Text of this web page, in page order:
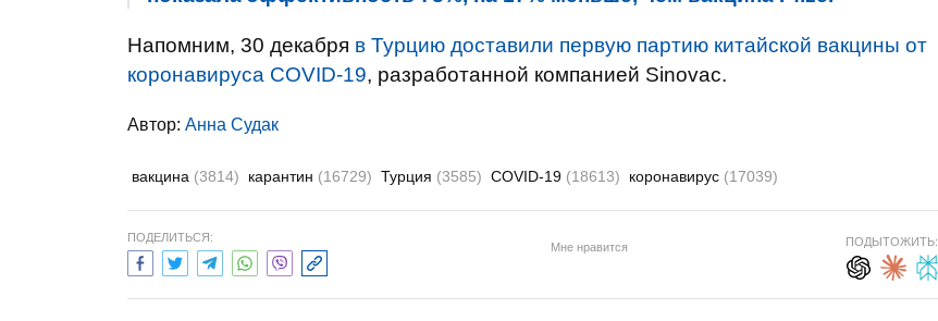
Напомним, 30 декабря в Турцию доставили первую партию китайской вакцины от
коронавируса COVID-19, разработанной компанией Sinovac.
Автор: Анна Судак
вакцина (3814) карантин (16729) Турция (3585) COVID-19 (18613) коронавирус (17039)
ПОДЕЛИТЬСЯ:
Мне нравится ПОДЫТОЖИТЬ: